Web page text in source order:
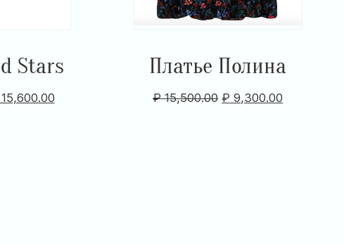
Stars
15,600.00
Платье Полина
₽15,500.00 ₽ 9,300.00